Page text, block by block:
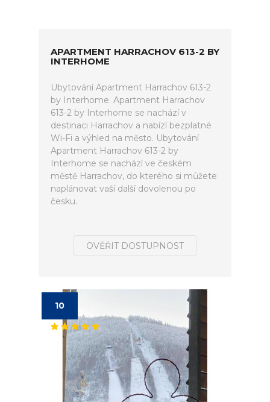
APARTMENT HARRACHOV 613-2 BY
INTERHOME
Ubytování Apartment Harrachov 613-2
by Interhome. Apartment Harrachov
613-2 by Interhome se nachází v
destinaci Harrachov a nabízí bezplatné
Wi-Fi a výhled na město. Ubytování
Apartment Harrachov 613-2 by
Interhome se nachází ve českém
městě Harrachov, do kterého si můžete
naplánovat vaší další dovolenou po
česku.
OVĚŘIT DOSTUPNOST
10